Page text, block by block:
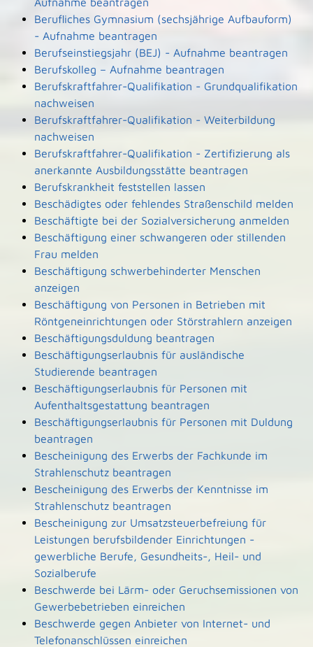
Berufliches Gymnasium (sechsjährige Aufbauform)
- Aufnahme beantragen
Berufseinstiegsjahr (BEJ) - Aufnahme beantragen
Berufskolleg – Aufnahme beantragen
Berufskraftfahrer-Qualifikation - Grundqualifikation
nachweisen
Berufskraftfahrer-Qualifikation - Weiterbildung
nachweisen
Berufskraftfahrer-Qualifikation - Zertifizierung als
anerkannte Ausbildungsstätte beantragen
Berufskrankheit feststellen lassen
Beschädigtes oder fehlendes Straßenschild melden
Beschäftigte bei der Sozialversicherung anmelden
Beschäftigung einer schwangeren oder stillenden
Frau melden
Beschäftigung schwerbehinderter Menschen
anzeigen
Beschäftigung von Personen in Betrieben mit
Röntgeneinrichtungen oder Störstrahlern anzeigen
Beschäftigungsduldung beantragen
Beschäftigungserlaubnis für ausländische
Studierende beantragen
Beschäftigungserlaubnis für Personen mit
Aufenthaltsgestattung beantragen
Beschäftigungserlaubnis für Personen mit Duldung
beantragen
Bescheinigung des Erwerbs der Fachkunde im
Strahlenschutz beantragen
Bescheinigung des Erwerbs der Kenntnisse im
Strahlenschutz beantragen
Bescheinigung zur Umsatzsteuerbefreiung für
Leistungen berufsbildender Einrichtungen -
gewerbliche Berufe, Gesundheits-, Heil- und
Sozialberufe
Beschwerde bei Lärm- oder Geruchsemissionen von
Gewerbebetrieben einreichen
Beschwerde gegen Anbieter von Internet- und
Telefonanschlüssen einreichen